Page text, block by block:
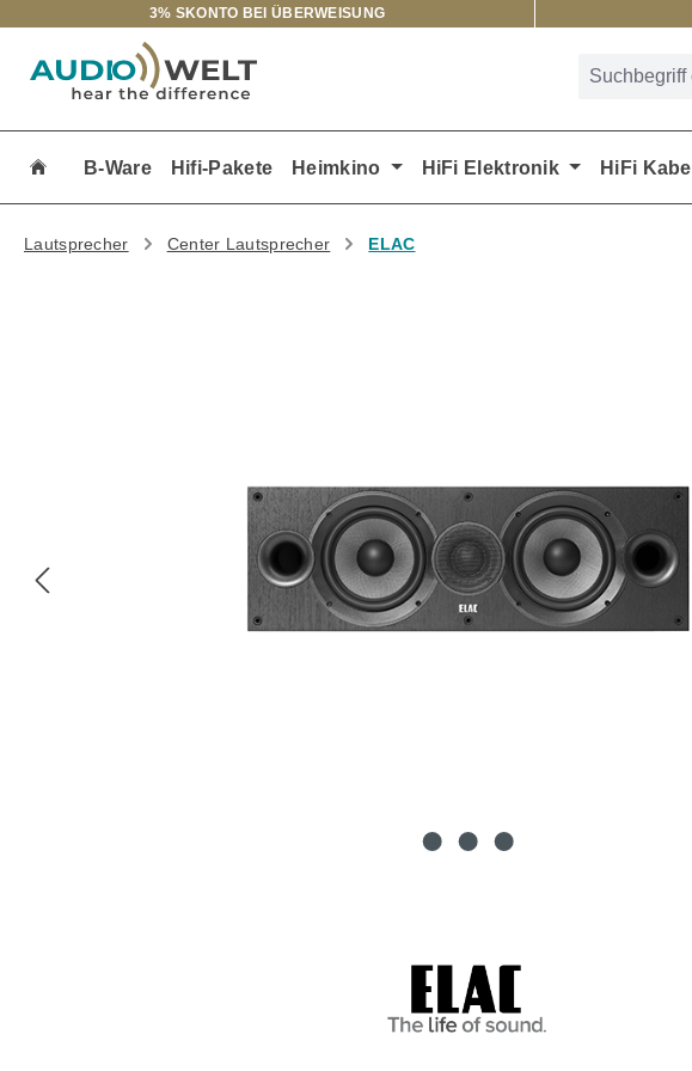
Hauptinhalt springen
Zur Suche springen
Zur Hauptnavigation springen
3% SKONTO BEI ÜBERWEISUNG
B-Ware Hifi-Pakete Heimkino HiFi Elektronik HiFi Kabel
Lautsprecher Center Lautsprecher ELAC